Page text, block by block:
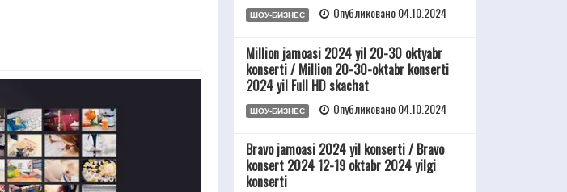
ШОУ-БИЗНЕС Опубликовано 04.10.2024
Million jamoasi 2024 yil 20-30 oktyabr
konserti / Million 20-30-oktabr konserti
2024 yil Full HD skachat
ШОУ-БИЗНЕС Опубликовано 04.10.2024
Bravo jamoasi 2024 yil konserti / Bravo
konsert 2024 12-19 oktabr 2024 yilgi
konserti